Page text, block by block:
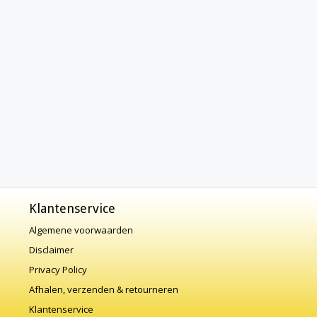
Klantenservice
Algemene voorwaarden
Disclaimer
Privacy Policy
Afhalen, verzenden & retourneren
Klantenservice